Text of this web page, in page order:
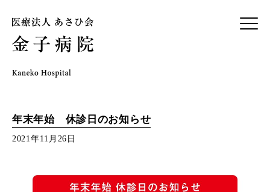
年末年始 休診日のお知らせ
2021年11月26日